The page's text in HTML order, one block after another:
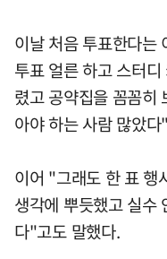
이날 처음 투표한다
투표 얼른 하고 스터
렸고 공약집을 꼼꼼히
아야 하는 사람 많았
이어 "그래도 한 표 행
생각에 뿌듯했고 실수
다"고도 말했다.